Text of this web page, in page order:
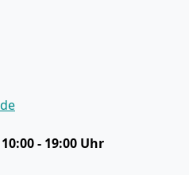
- 19:00 Uhr